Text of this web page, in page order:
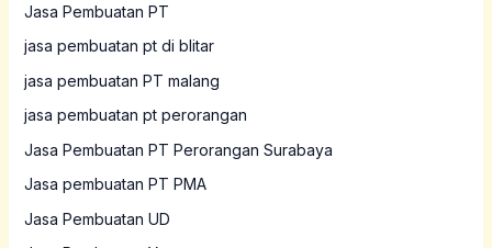
Jasa Pembuatan PT
jasa pembuatan pt di blitar
jasa pembuatan PT malang
jasa pembuatan pt perorangan
Jasa Pembuatan PT Perorangan Surabaya
Jasa pembuatan PT PMA
Jasa Pembuatan UD